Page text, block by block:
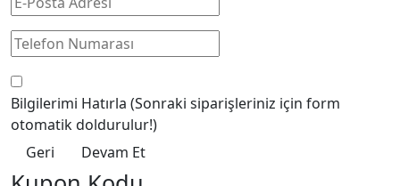
Bilgilerimi Hatırla (Sonraki siparişleriniz için form
otomatik doldurulur!)
Geri
Devam Et